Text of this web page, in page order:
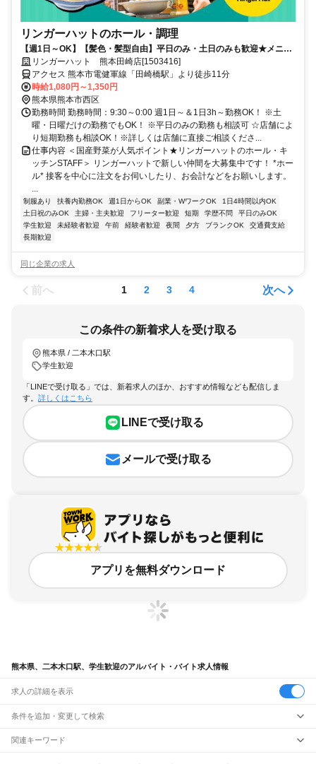
リンガーハットのホール・調理
【週1日～OK】【髪色・髪型自由】平日のみ・土日のみも歓迎★メニュ
ー少なめ&マニュアル通りで簡単◎
リンガーハット 熊本田崎店[1503416]
アクセス 熊本市電健軍線「田崎橋駅」より徒歩11分
時給1,080円～1,350円
熊本県熊本市西区
勤務時間 勤務時間：9:30～0:00 週1日～＆1日3h～勤務OK！ ※土
曜・日曜だけの勤務でもOK！ ※平日のみの勤務も相談可 ☆店舗によ
り短期勤務も相談OK！※詳しくは店舗に直接ご相談くださ...
仕事内容 ＜国産野菜が人気ポイント★リンガーハットのホール・キ
ッチンSTAFF＞ リンガーハットで新しい仲間を大募集中です！ *ホー
ル* 接客を中心に注文をお伺いしたり、お会計などをお願いします。
制服あり 扶養内勤務OK 週1日からOK 副業・WワークOK
1日4時間以内OK
土日祝のみOK
主婦・主夫歓迎 フリーター歓迎 短期 学歴不問
平日のみOK
学生歓迎
未経験者歓迎 午前 経験者歓迎 夜間 夕方 ブランクOK
交通費支給
長期歓迎
同じ企業の求人
前へ 1 2 3 4 次へ
この条件の新着求人を受け取る
熊本県 / 二本木口駅
学生歓迎
「LINEで受け取る」では、新着求人のほか、おすすめ情報なども配信しま
す。 詳しくはこちら
LINEで受け取る
メールで受け取る
アプリを無料ダウンロード
熊本県、二本木口駅、学生歓迎のアルバイト・バイト求人情報
求人の詳細を表示
条件を追加・変更して検索
市区町村を追加・変更
関連キーワード